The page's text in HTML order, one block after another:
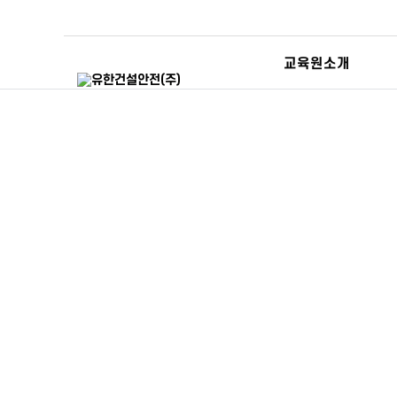
교육원소개